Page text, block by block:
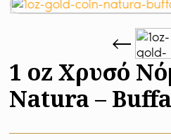
1 oz Χρυσό
Natura –